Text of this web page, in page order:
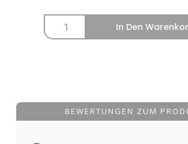
In Den
BEWERTUNGEN ZUM